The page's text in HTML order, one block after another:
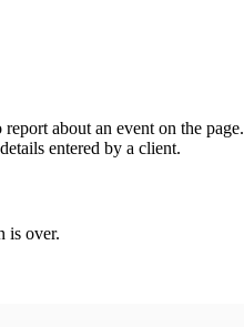
about an event on the
entered by a client.
is over.